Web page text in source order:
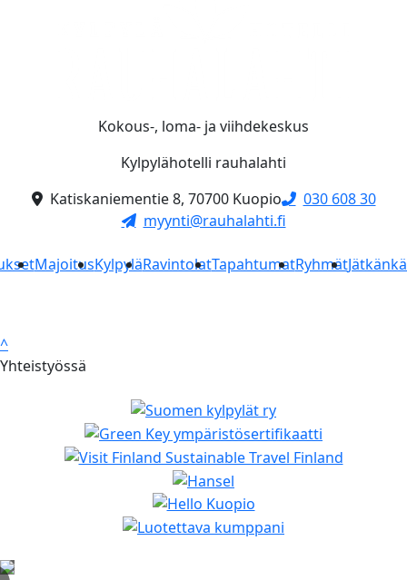
Kokous-, loma- ja viihdekeskus
Kylpylähotelli rauhalahti
Katiskaniementie 8, 70700 Kuopio
030 608 30
myynti@rauhalahti.fi
MajoitusKylpyläRavintolatTapahtumatRyhmät
^
Yhteistyössä